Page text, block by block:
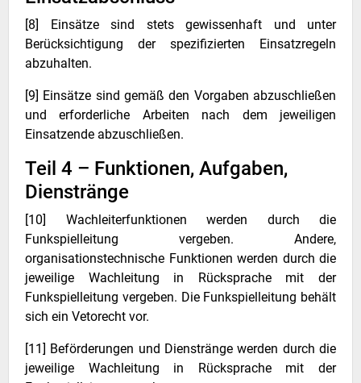
[8] Einsätze sind stets gewissenhaft und unter
Berücksichtigung der spezifizierten Einsatzregeln
abzuhalten.
[9] Einsätze sind gemäß den Vorgaben abzuschließen
und erforderliche Arbeiten nach dem jeweiligen
Einsatzende abzuschließen.
Teil 4 – Funktionen, Aufgaben,
Dienstränge
[10] Wachleiterfunktionen werden durch die
Funkspielleitung vergeben. Andere,
organisationstechnische Funktionen werden durch die
jeweilige Wachleitung in Rücksprache mit der
Funkspielleitung vergeben. Die Funkspielleitung behält
sich ein Vetorecht vor.
[11] Beförderungen und Dienstränge werden durch die
jeweilige Wachleitung in Rücksprache mit der